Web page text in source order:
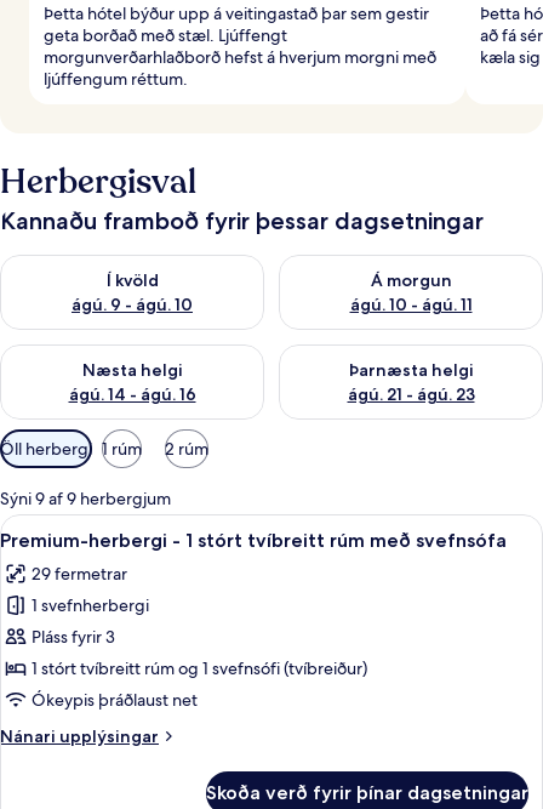
Þetta hótel býður upp á veitingastað þar sem gestir
geta borðað með stæl. Ljúffengt
morgunverðarhlaðborð hefst á hverjum morgni með
ljúffengum réttum.
Þetta
að fá
kæla
Herbergisval
Kannaðu framboð fyrir þessar dagsetningar
Í kvöld
ágú. 9 - ágú. 10
Athuga framboð í kvöld ágú. 9 - ágú. 10
Á morgun
ágú. 10 - ágú. 11
Athuga framboð á morgun
Næsta helgi
ágú. 14 - ágú. 16
Athuga framboð næstu helgi ágú. 14 - ágú. 16
Þarnæsta helgi
ágú. 21 - ágú. 23
Athuga framboð þarnæstu
Síur
í
boði
fyrir
herbergi
Öll herbergi 1 rúm 2 rúm
Sýni 9 af 9 herbergjum
Skoða
allar
myndir
fyrir
Premium-
herbergi
-
stórt
Premium-herbergi - 1 stórt tvíbreitt
6
Premium-herbergi - 1 stórt tvíbreitt rúm með svefnsófa
29 fermetrar
1 svefnherbergi
Pláss fyrir 3
1 stórt tvíbreitt rúm og 1 svefnsófi (tvíbreiður)
Ókeypis þráðlaust net
Nánari upplýsingar
Nánari
Skoða verð fyrir þínar dagsetningar